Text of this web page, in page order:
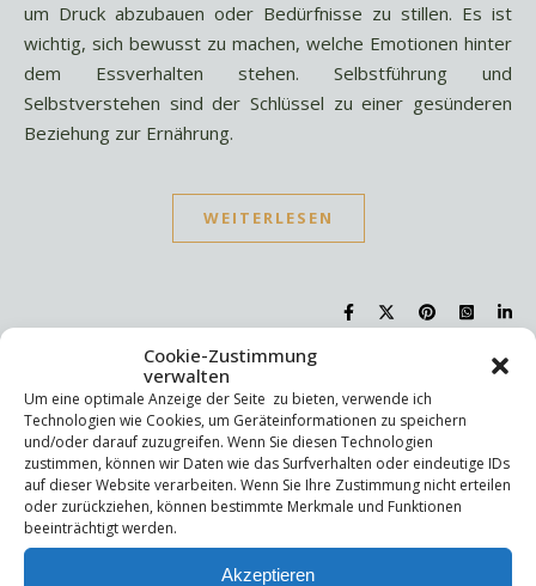
Cookie-Zustimmung
verwalten
Um eine optimale Anzeige der Seite zu bieten, verwende ich
Technologien wie Cookies, um Geräteinformationen zu speichern
und/oder darauf zuzugreifen. Wenn Sie diesen Technologien
zustimmen, können wir Daten wie das Surfverhalten oder eindeutige IDs
auf dieser Website verarbeiten. Wenn Sie Ihre Zustimmung nicht erteilen
oder zurückziehen, können bestimmte Merkmale und Funktionen
beeinträchtigt werden.
Akzeptieren
um Druck abzubauen oder Bedürfnisse zu stillen. Es ist
wichtig, sich bewusst zu machen, welche Emotionen hinter
dem Essverhalten stehen. Selbstführung und
Selbstverstehen sind der Schlüssel zu einer gesünderen
Beziehung zur Ernährung.
WEITERLESEN
Suchen
Suchen
Letzte Beiträge
Die Mentale Sicherheitsarchitektur